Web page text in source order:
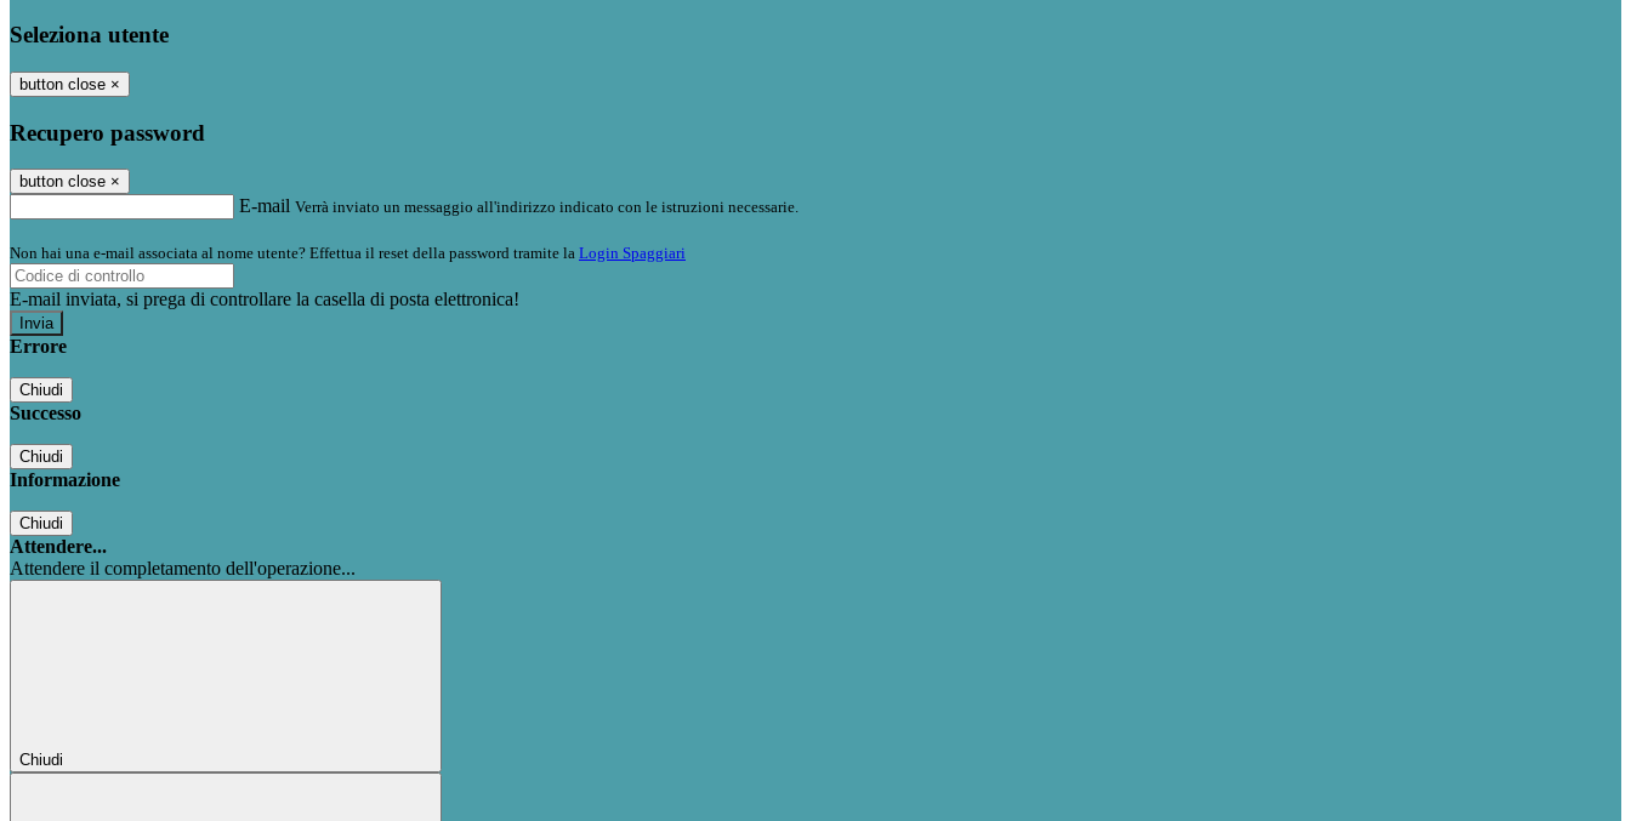
Seleziona utente
button close ×
Recupero password
button close ×
E-mail Verrà inviato un messaggio all'indirizzo indicato con le istruzioni necessarie.
Non hai una e-mail associata al nome utente? Effettua il reset della password tramite la Login Spaggiari
E-mail inviata, si prega di controllare la casella di posta elettronica!
Errore
Chiudi
Successo
Chiudi
Informazione
Chiudi
Attendere...
Attendere il completamento dell'operazione...
Chiudi